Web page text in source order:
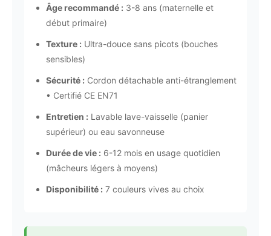
Âge recommandé : 3-8 ans (maternelle et
début primaire)
Texture : Ultra-douce sans picots (bouches
sensibles)
Sécurité : Cordon détachable anti-étranglement
• Certifié CE EN71
Entretien : Lavable lave-vaisselle (panier
supérieur) ou eau savonneuse
Durée de vie : 6-12 mois en usage quotidien
(mâcheurs légers à moyens)
Disponibilité : 7 couleurs vives au choix